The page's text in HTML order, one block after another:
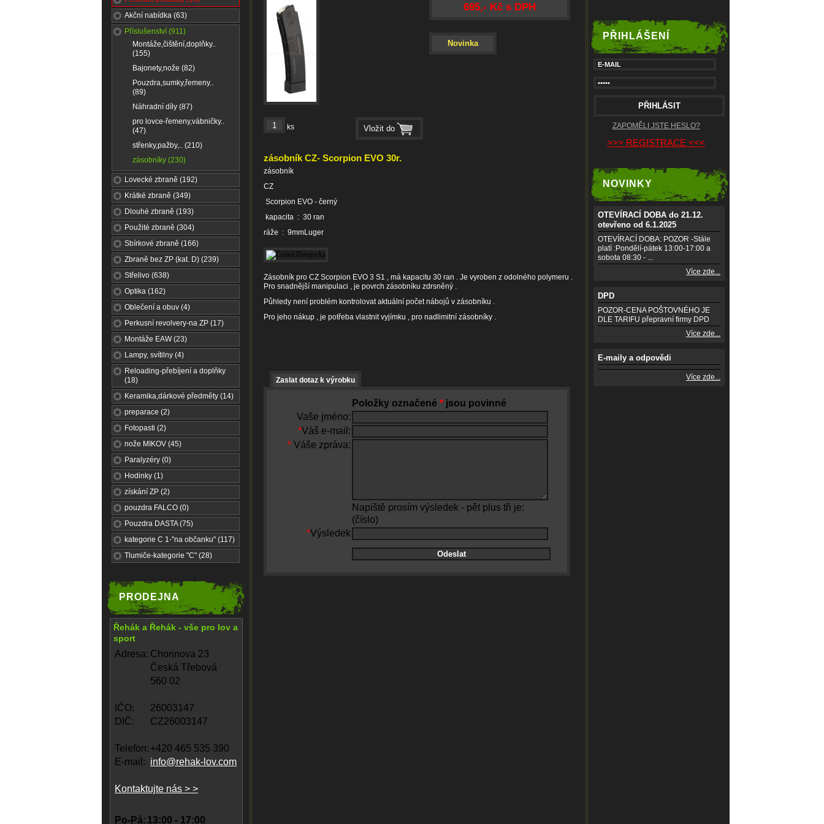
Akční nabídka (63)
Příslušenství (911)
Montáže,čištění,doplňky..
(155)
Bajonety,nože (82)
Pouzdra,sumky,řemeny..
(89)
Náhradní díly (87)
pro lovce-řemeny,vábničky..
(47)
střenky,pažby,.. (210)
zásobníky (230)
Lovecké zbraně (192)
Krátké zbraně (349)
Dlouhé zbraně (193)
Použité zbraně (304)
Sbírkové zbraně (166)
Zbraně bez ZP (kat. D) (239)
Střelivo (638)
Optika (162)
Oblečení a obuv (4)
Perkusní revolvery-na ZP (17)
Montáže EAW (23)
Lampy, svítilny (4)
Reloading-přebíjení a doplňky
(18)
Keramika,dárkové předměty (14)
preparace (2)
Fotopasti (2)
nože MIKOV (45)
Paralyzéry (0)
Hodinky (1)
získání ZP (2)
pouzdra FALCO (0)
Pouzdra DASTA (75)
kategorie C 1-"na občanku" (117)
Tlumiče-kategorie "C" (28)
PRODEJNA
Řehák a Řehák - vše pro lov a
sport
Adresa: Chorinova 23
Česká Třebová
560 02
IČO:
26003147
DIČ:
CZ26003147
Telefon: +420 465 535 390
E-mail: info@rehak-lov.com
Kontaktujte nás > >
Po-Pá: 13:00 - 17:00
ks
695,- Kč s DPH
Novinka
zásobník CZ- Scorpion EVO 30r.
zásobník
CZ
Scorpion EVO - černý
kapacita : 30 ran
ráže : 9mmLuger
Zásobník pro CZ Scorpion EVO 3 S1 , má kapacitu 30 ran . Je vyroben z odolného polymeru .
Pro snadnější manipulaci , je povrch zásobníku zdrsněný .
Půhledy není problém kontrolovat aktuální počet nábojů v zásobníku .
Pro jeho nákup , je potřeba vlastnit vyjímku , pro nadlimitní zásobníky .
Zaslat dotaz k výrobku
Položky označené * jsou povinné
Vaše jméno:
*Váš e-mail:
* Váše zpráva:
Napiště prosím výsledek - pět plus tři je:
(číslo)
*Výsledek
PŘIHLÁŠENÍ
ZAPOMĚLI JSTE HESLO?
>>> REGISTRACE <<<
NOVINKY
OTEVÍRACÍ DOBA do 21.12.
otevřeno od 6.1.2025
OTEVÍRACÍ DOBA: POZOR -Stále
platí :Pondělí-pátek 13:00-17:00 a
sobota 08:30 - ...
Více zde...
DPD
POZOR-CENA POŠTOVNÉHO JE
DLE TARIFU přepravní firmy DPD
Více zde...
E-maily a odpovědi
Více zde...